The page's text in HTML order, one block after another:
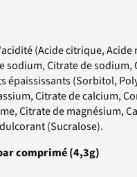
(Acide citrique, Acide
sodium, Citrate de sodium,
épaississants (Sorbitol,
Citrate de calcium,
Citrate de magnésium,
(Sucralose).
comprimé (4,3g)